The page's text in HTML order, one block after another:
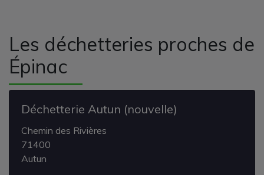
Les déchetteries proches de
Épinac
Déchetterie Autun (nouvelle)
Chemin des Rivières
71400
Autun